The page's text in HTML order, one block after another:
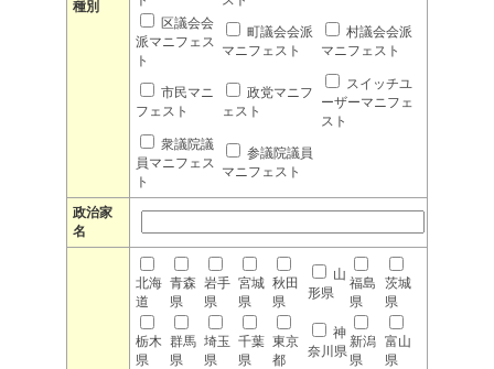
種別
区議会会
派マニフェス
ト
町議会会派
マニフェスト
村議会会派
マニフェスト
市民マニ
フェスト
政党マニフ
ェスト
スイッチユ
ーザーマニフェ
スト
衆議院議
員マニフェス
ト
参議院議員
マニフェスト
政治家
名
北海
道
青森
県
岩手
県
宮城
県
秋田
県
山
形県
福島
県
茨城
県
栃木
県
群馬
県
埼玉
県
千葉
県
東京
都
神
奈川県
新潟
県
富山
県